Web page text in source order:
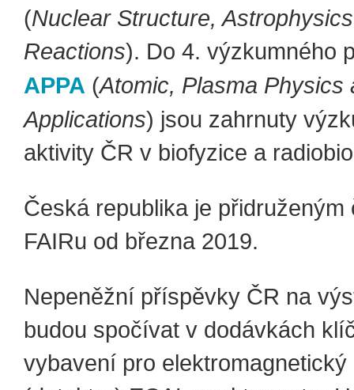
(Nuclear Structure,
Reactions). Do 4. výzkumného
APPA (Atomic, Plasma Physics
Applications) jsou zahrnuty
aktivity ČR v biofyzice a
Česká republika je přidruženým
FAIRu od března 2019.
Nepeněžní příspěvky ČR na
budou spočívat v dodávkách
vybavení pro elektromagnetický